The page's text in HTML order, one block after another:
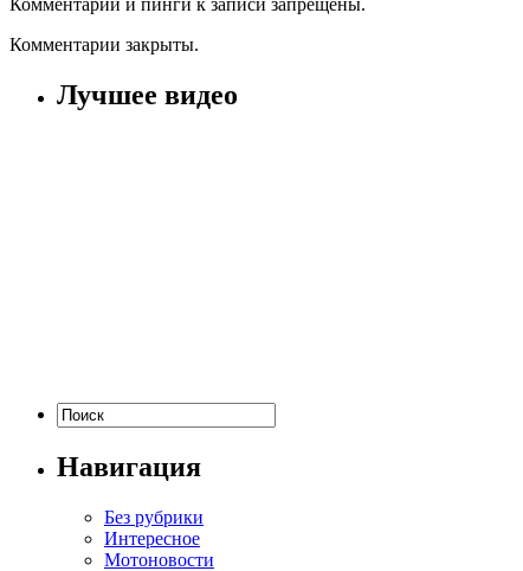
Комментарии закрыты.
Лучшее видео
Навигация
Без рубрики
Интересное
Мотоновости